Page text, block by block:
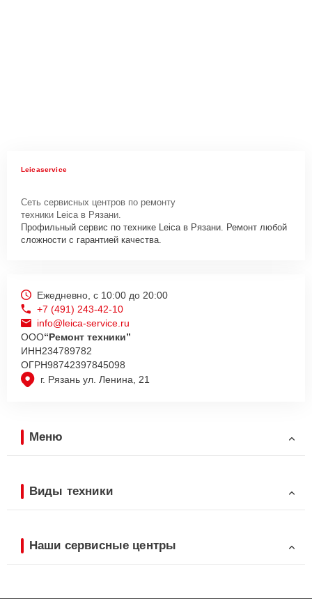
Leicaservice
Сеть сервисных центров по ремонту
техники Leica в Рязани.
Профильный сервис по технике Leica в Рязани. Ремонт любой
сложности с гарантией качества.
г. Рязань ул. Ленина, 21
Ежедневно, с 10:00 до 20:00
+7 (491) 243-42-10
info@leica-service.ru
ООО“Ремонт техники”
ИНН234789782
ОГРН98742397845098
Меню
Виды техники
Наши сервисные центры